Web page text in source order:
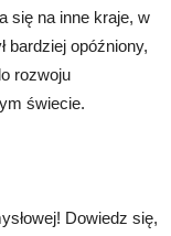
się na inne kraje, w
bardziej opóźniony,
rozwoju
świecie.
Dowiedz się,